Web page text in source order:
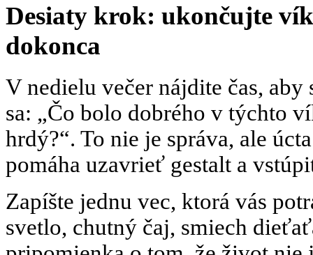
Desiaty krok: ukončujte
dokonca
V nedielu večer nájdite čas,
sa: „Čo bolo dobrého v týchto
hrdý?“. To nie je správa, ale
pomáha uzavrieť gestalt a
Zapíšte jednu vec, ktorá vás
svetlo, chutný čaj, smiech